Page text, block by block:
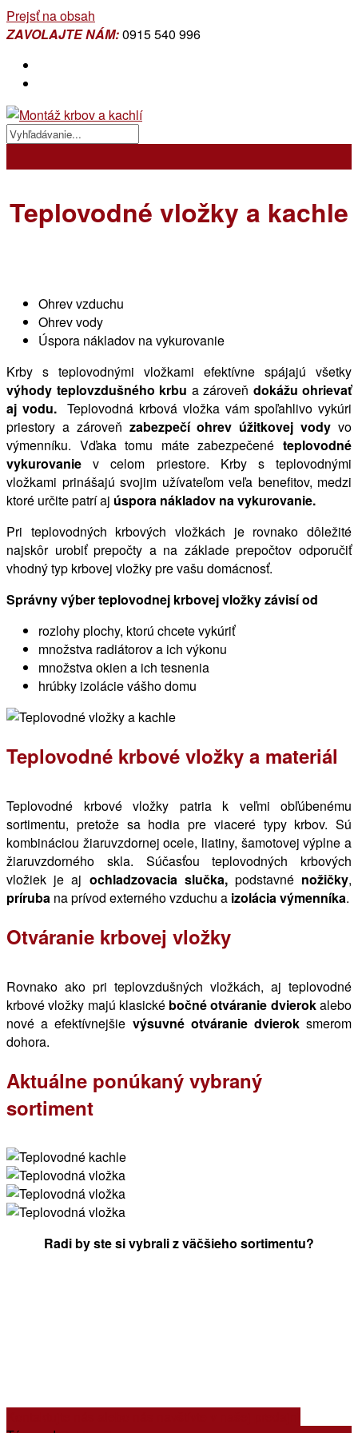
Prejsť na obsah
ZAVOLAJTE NÁM:0915 540 996
Teplovodné vložky a kachle
Ohrev vzduchu
Ohrev vody
Úspora nákladov na vykurovanie
Krby s teplovodnými vložkami efektívne spájajú všetky
výhody teplovzdušného krbu a zároveň dokážu ohrievať
aj vodu. Teplovodná krbová vložka vám spoľahlivo vykúri
priestory a zároveň zabezpečí ohrev úžitkovej vody vo
výmenníku. Vďaka tomu máte zabezpečené teplovodné
vykurovaniev celom priestore. Krby s teplovodnými
vložkami prinášajú svojim užívateľom veľa benefitov, medzi
ktoré určite patrí aj úspora nákladov na vykurovanie.
Pri teplovodných krbových vložkách je rovnako dôležité
najskôr urobiť prepočty a na základe prepočtov odporučiť
vhodný typ krbovej vložky pre vašu domácnosť.
Správny výber teplovodnej krbovej vložky závisí od
rozlohy plochy, ktorú chcete vykúriť
množstva radiátorov a ich výkonu
množstva okien a ich tesnenia
hrúbky izolácie vášho domu
Teplovodné krbové vložky a materiál
Teplovodné krbové vložky patria k veľmi obľúbenému
sortimentu, pretože sa hodia pre viaceré typy krbov. Sú
kombináciou žiaruvzdornej ocele, liatiny, šamotovej výplne a
žiaruvzdorného skla. Súčasťou teplovodných krbových
vložiek je aj ochladzovacia slučka,podstavné nožičky,
príruba na prívod externého vzduchu a izolácia výmenníka.
Otváranie krbovej vložky
Rovnako ako pri teplovzdušných vložkách, aj teplovodné
krbové vložky majú klasické bočné otváranie dvierokalebo
nové a efektívnejšie výsuvné otváranie dvieroksmerom
dohora.
Aktuálne ponúkaný vybraný
sortiment
Radi by ste si vybrali z väčšieho sortimentu?